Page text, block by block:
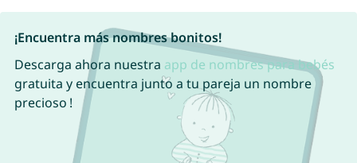
¡Encuentra más nombres bonitos!
Descarga ahora nuestra app de nombres para bebés
gratuita y encuentra junto a tu pareja un nombre
precioso !